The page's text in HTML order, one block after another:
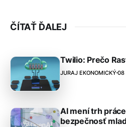
ČÍTAŤ ĎALEJ
Twilio: Prečo
JURAJ EKONOMICKÝ 08
AI mení trh
bezpečnosť